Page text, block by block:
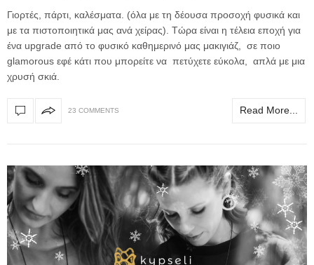
Γιορτές, πάρτι, καλέσματα. (όλα με τη δέουσα προσοχή φυσικά και
με τα πιστοποιητικά μας ανά χείρας). Τώρα είναι η τέλεια εποχή για
ένα upgrade από το φυσικό καθημερινό μας μακιγιάζ, σε ποιο
glamorous εφέ κάτι που μπορείτε να πετύχετε εύκολα, απλά με μια
χρυσή σκιά.
23 COMMENTS Read More...